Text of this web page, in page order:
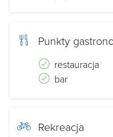
Punkty
restauracja
bar
Rekreacja